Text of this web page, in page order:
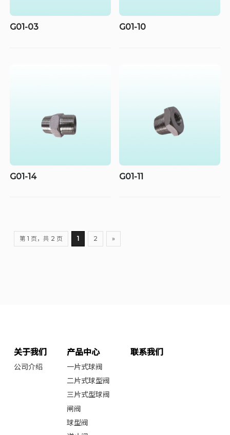
G01-03 G01-10
G01-14 G01-11
第 1 页，共 2 页 1 2 »
关于我们
公司介绍
产品中心
一片式球阀
二片式球型阀
三片式型球阀
闸阀
球型阀
联系我们